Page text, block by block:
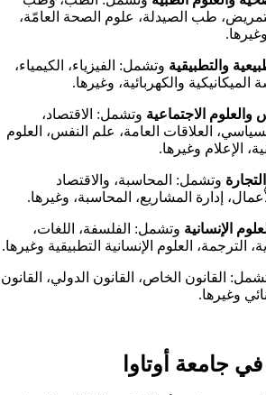
طب الصيدلة، علوم الصحة العامّة،
والتطبيقية وتشمل: الفيزياء، الكيمياء،
الميكانيكية والكهربائية، وغيرها.
الاجتماعية وتشمل: الاقتصاد،
العلاقات العامة، علم النفس، العلوم
الإعلام وغيرها.
وتشمل: المحاسبة، والاقتصاد
إدارة المشاريع، المحاسبة، وغيرها.
الإنسانية وتشمل: الفلسفة، اللغات،
الترجمة، العلوم الإنسانية التطبيقية وغيرها.
القانون الخاص، القانون الدولي، القانون
وغيرها.
جامعة أوتاوا